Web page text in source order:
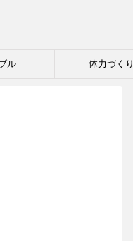
ル 体力づくり